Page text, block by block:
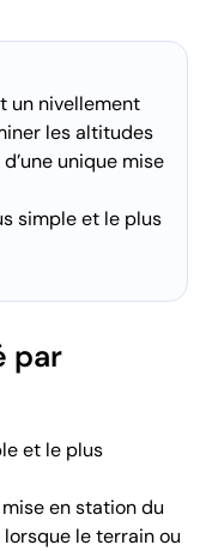
un nivellement
les altitudes
unique mise
simple et le plus
par
et le plus
mise en station du
le terrain ou